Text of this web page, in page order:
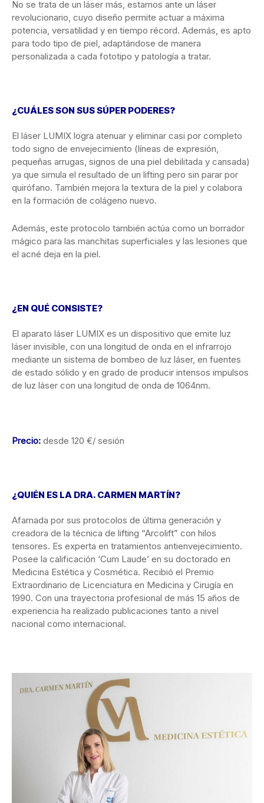
No se trata de un láser más, estamos ante un láser
revolucionario, cuyo diseño permite actuar a máxima
potencia, versatilidad y en tiempo récord. Además, es apto
para todo tipo de piel, adaptándose de manera
personalizada a cada fototipo y patología a tratar.
¿CUÁLES SON SUS SÚPER PODERES?
El láser LUMIX logra atenuar y eliminar casi por completo
todo signo de envejecimiento (líneas de expresión,
pequeñas arrugas, signos de una piel debilitada y cansada)
ya que simula el resultado de un lifting pero sin parar por
quirófano. También mejora la textura de la piel y colabora
en la formación de colágeno nuevo.
Además, este protocolo también actúa como un borrador
mágico para las manchitas superficiales y las lesiones que
el acné deja en la piel.
¿EN QUÉ CONSISTE?
El aparato láser LUMIX es un dispositivo que emite luz
láser invisible, con una longitud de onda en el infrarrojo
mediante un sistema de bombeo de luz láser, en fuentes
de estado sólido y en grado de producir intensos impulsos
de luz láser con una longitud de onda de 1064nm.
Precio: desde 120 €/ sesión
¿QUIÉN ES LA DRA. CARMEN MARTÍN?
Afamada por sus protocolos de última generación y
creadora de la técnica de lifting “Arcolift” con hilos
tensores. Es experta en tratamientos antienvejecimiento.
Posee la calificación ‘Cum Laude’ en su doctorado en
Medicina Estética y Cosmética. Recibió el Premio
Extraordinario de Licenciatura en Medicina y Cirugía en
1990. Con una trayectoria profesional de más 15 años de
experiencia ha realizado publicaciones tanto a nivel
nacional como internacional.